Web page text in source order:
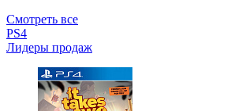
Смотреть все
PS4
Лидеры продаж